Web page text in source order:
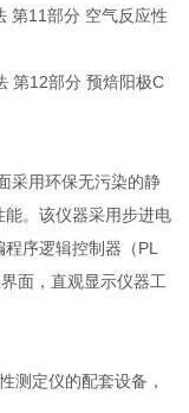
第11部分 空气反应性
第12部分 预焙阳极C
采用环保无污染的静
。该仪器采用步进电
序逻辑控制器（PL
面，直观显示仪器工
测定仪的配套设备，